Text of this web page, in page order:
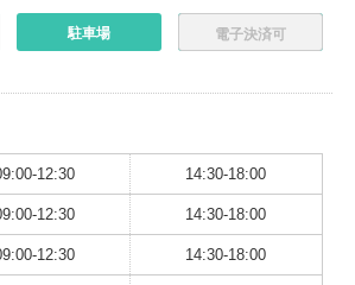
駐車場 電子決済可
12:30 14:30-18:00
12:30 14:30-18:00
12:30 14:30-18:00